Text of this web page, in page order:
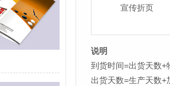
宣传折页
说明
到货时间=出货天数+
出货天数=生产天数